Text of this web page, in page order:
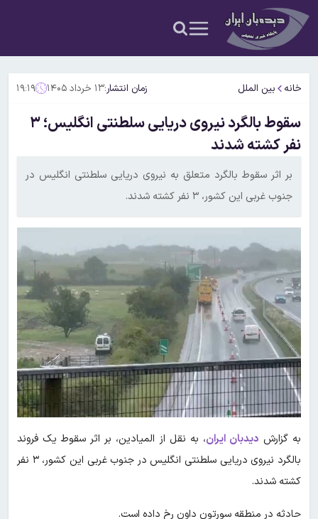
خانه بین الملل زمان انتشار:۱۳ خرداد ۱۴۰۵ ۱۹:۱۹
سقوط بالگرد نیروی دریایی سلطنتی انگلیس؛ ۳
نفر کشته شدند
بر اثر سقوط بالگرد متعلق به نیروی دریایی سلطنتی انگلیس در
جنوب غربی این کشور، ۳ نفر کشته شدند.
به گزارش دیدبان ایران، به نقل از المیادین، بر اثر سقوط یک فروند
بالگرد نیروی دریایی سلطنتی انگلیس در جنوب غربی این کشور، ۳ نفر
کشته شدند.
حادثه در منطقه سورتون داون رخ داده است.